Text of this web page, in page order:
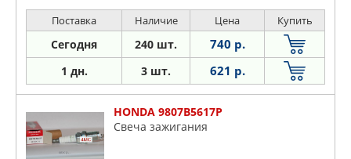
Поставка Наличие Цена Купить
Сегодня 240 шт. 740 р.
1 дн. 3 шт. 621 р.
HONDA 9807B5617P
Свеча зажигания